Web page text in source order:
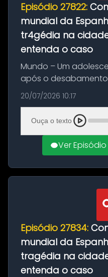
Episódio 27822:
mundial da
tr4gédia na
entenda o caso
Mundo – Um
após o
as comemorações
Mundo conquistado
Ciudad Rodrigo, na
no...
20/07/2026 10:17
Ouça o texto
Ver Episódio
Episódio 27834:
mundial da
tragédia na
entenda o caso